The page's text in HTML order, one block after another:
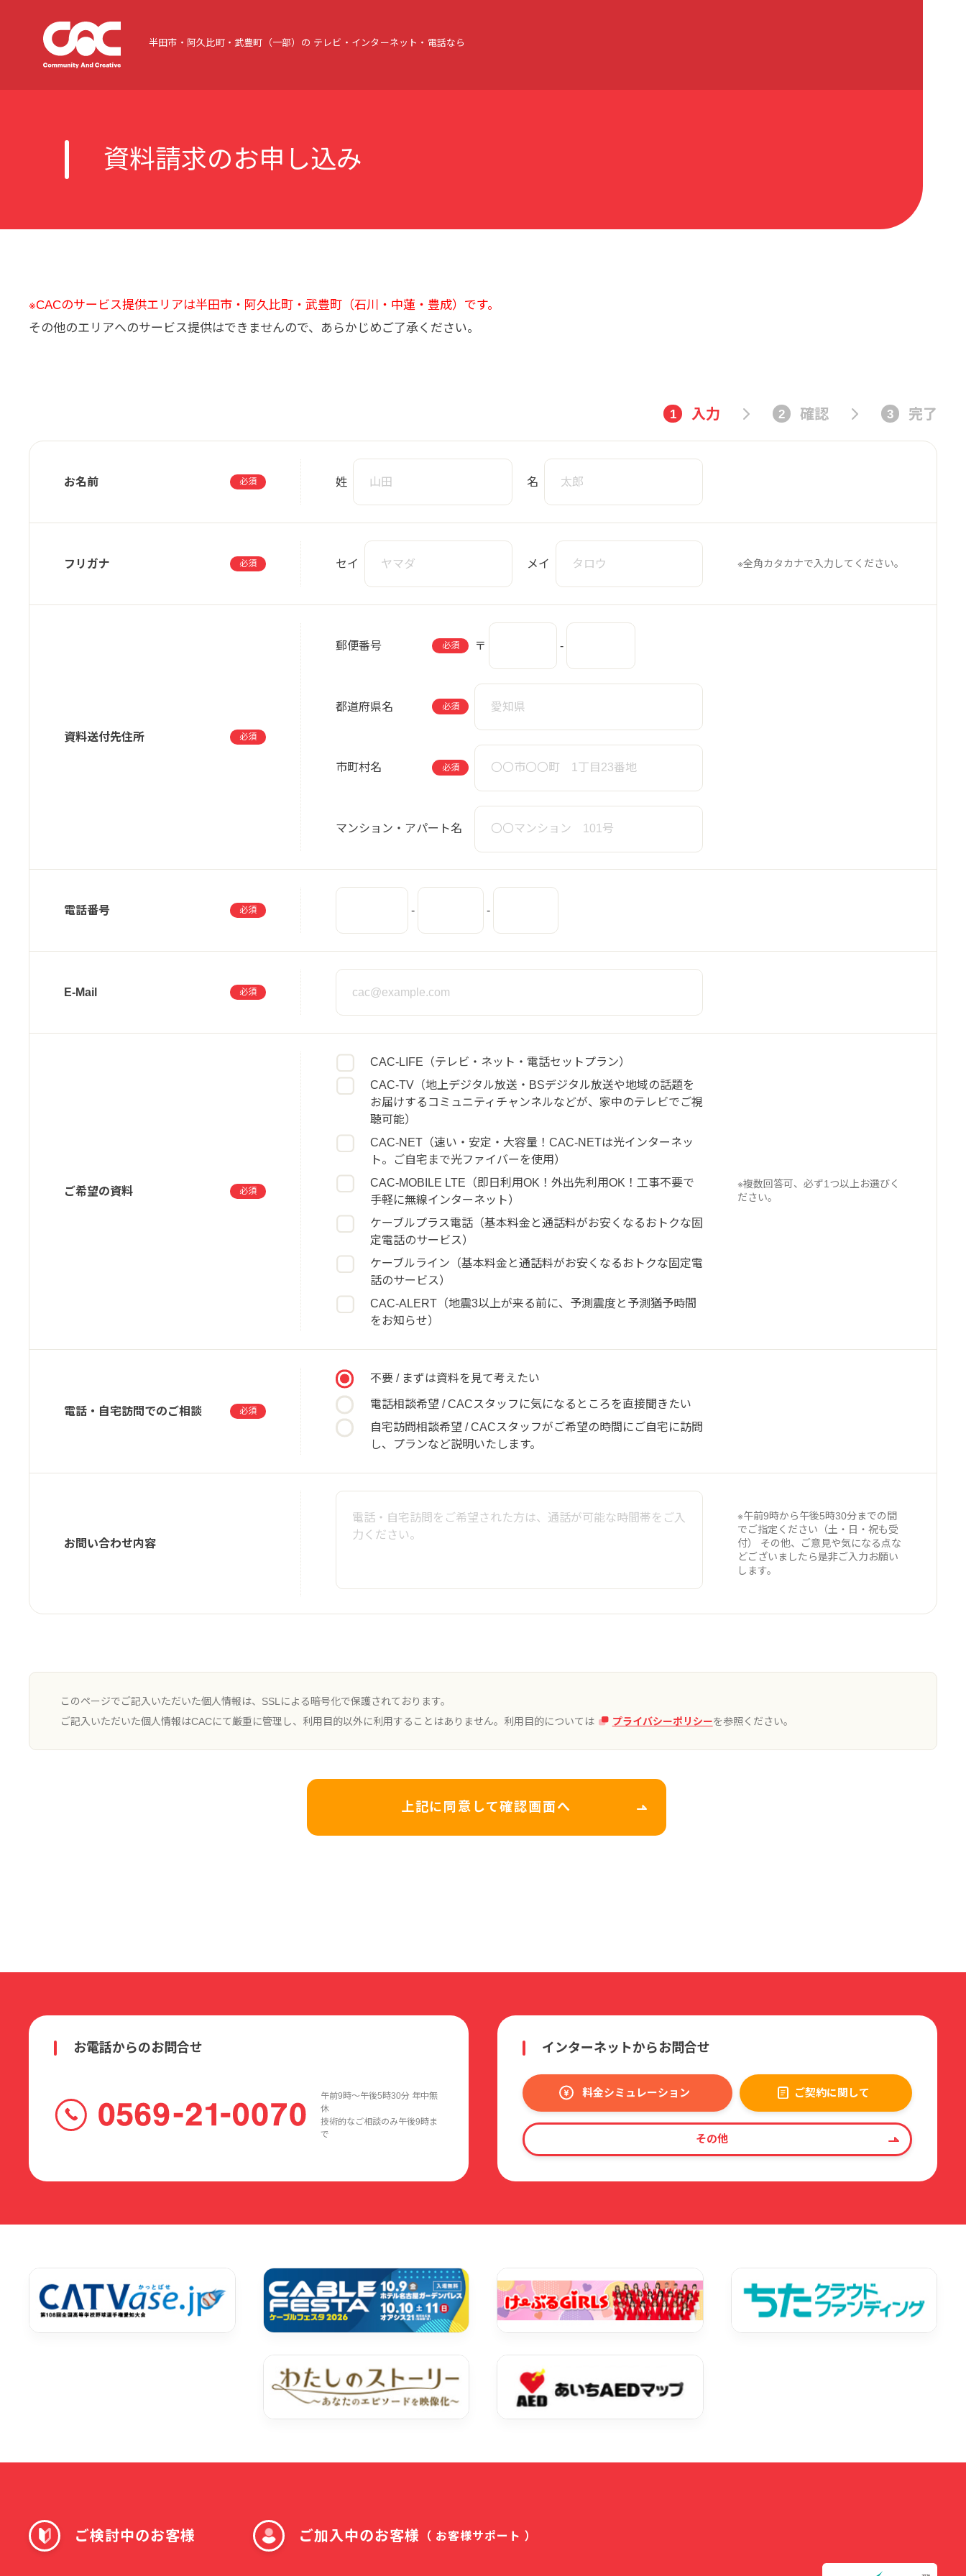
半田市・阿久比町・武豊町（一部）の テレビ・インターネット・電話なら
資料請求のお申し込み
※CACのサービス提供エリアは半田市・阿久比町・武豊町（石川・中蓮・豊成）です。
その他のエリアへのサービス提供はできませんので、あらかじめご了承ください。
1 入力 2 確認 3 完了
お名前 必須 姓 名
フリガナ 必須 セイ メイ ※全角カタカナで入力してください。
資料送付先住所 必須
郵便番号 必須 〒 -
都道府県名 必須
市町村名 必須
マンション・アパート名
電話番号 必須 - -
E-Mail 必須
ご希望の資料 必須
CAC-LIFE（テレビ・ネット・電話セットプラン）
CAC-TV（地上デジタル放送・BSデジタル放送や地域の話題を
お届けするコミュニティチャンネルなどが、家中のテレビでご視
聴可能）
CAC-NET（速い・安定・大容量！CAC-NETは光インターネッ
ト。ご自宅まで光ファイバーを使用）
CAC-MOBILE LTE（即日利用OK！外出先利用OK！工事不要で
手軽に無線インターネット）
ケーブルプラス電話（基本料金と通話料がお安くなるおトクな固
定電話のサービス）
ケーブルライン（基本料金と通話料がお安くなるおトクな固定電
話のサービス）
CAC-ALERT（地震3以上が来る前に、予測震度と予測猶予時間
をお知らせ）
※複数回答可、必ず1つ以上お選びく
ださい。
電話・自宅訪問でのご相談 必須
不要 / まずは資料を見て考えたい
電話相談希望 / CACスタッフに気になるところを直接聞きたい
自宅訪問相談希望 / CACスタッフがご希望の時間にご自宅に訪問
し、プランなど説明いたします。
お問い合わせ内容
※午前9時から午後5時30分までの間
でご指定ください（土・日・祝も受
付） その他、ご意見や気になる点な
どございましたら是非ご入力お願い
します。
このページでご記入いただいた個人情報は、SSLによる暗号化で保護されております。
ご記入いただいた個人情報はCACにて厳重に管理し、利用目的以外に利用することはありません。利用目的については
プライバシーポリシーを参照ください。
上記に同意して確認画面へ
お電話からのお問合せ
午前9時〜午後5時30分 年中無
休
技術的なご相談のみ午後9時ま
で
インターネットからお問合せ
料金シミュレーション ご契約に関して
その他
ご検討中のお客様 ご加入中のお客様 （ お客様サポート ）